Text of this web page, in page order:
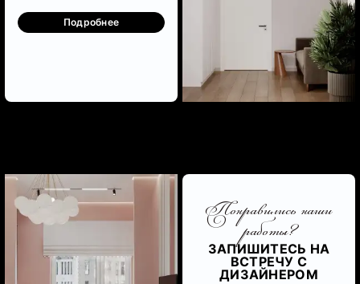
Подробнее
Понравились наши
работы?
ЗАПИШИТЕСЬ НА
ВСТРЕЧУ С
ДИЗАЙНЕРОМ